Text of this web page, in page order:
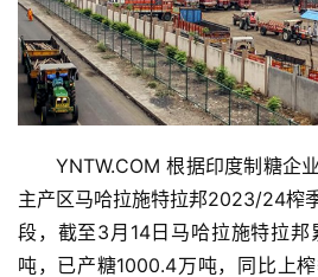
YNTW.COM 根据印度制糖企
主产区马哈拉施特拉邦2023/24榨
段，截至3月14日马哈拉施特拉
吨，已产糖1000.4万吨，同比上